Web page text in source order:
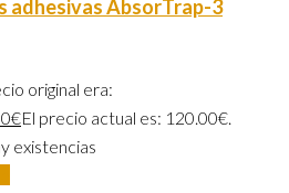
adhesivas AbsorTrap-3
original era:
€El precio actual es: 120.00€.
existencias